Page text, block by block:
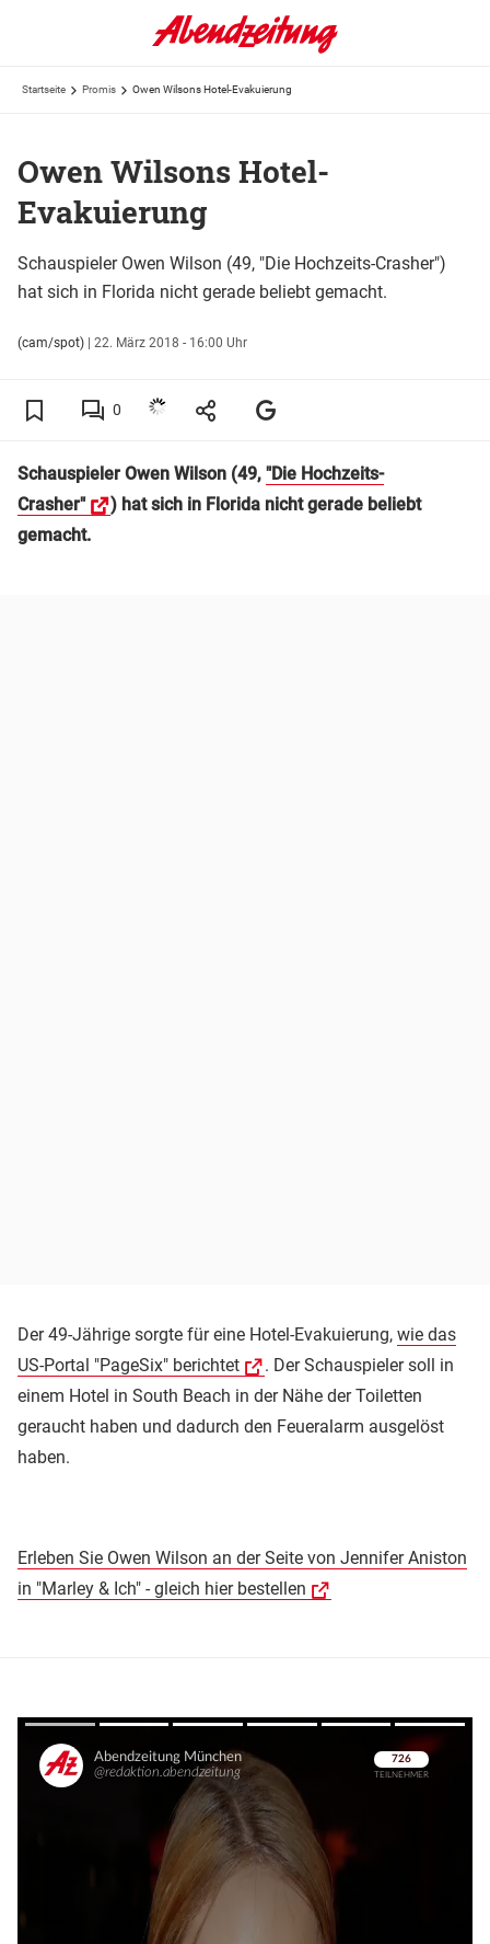
Startseite Promis Owen Wilsons Hotel-Evakuierung
Owen Wilsons Hotel-
Evakuierung
Schauspieler Owen Wilson (49, "Die Hochzeits-Crasher")
hat sich in Florida nicht gerade beliebt gemacht.
(cam/spot) | 22. März 2018 - 16:00 Uhr
0
Schauspieler Owen Wilson (49, "Die Hochzeits-
Crasher"
) hat sich in Florida nicht gerade beliebt
gemacht.
Der 49-Jährige sorgte für eine Hotel-Evakuierung, wie das
US-Portal "PageSix" berichtet
. Der Schauspieler soll in
einem Hotel in South Beach in der Nähe der Toiletten
geraucht haben und dadurch den Feueralarm ausgelöst
haben.
Erleben Sie Owen Wilson an der Seite von Jennifer Aniston
in "Marley & Ich" - gleich hier bestellen
Überspringen